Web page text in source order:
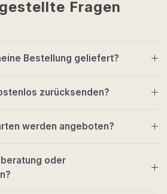
Fragen
Bestellung geliefert?
zurücksenden?
werden angeboten?
oder